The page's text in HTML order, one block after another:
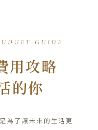
GUIDE
用攻略
的你
為了讓未來的生活更